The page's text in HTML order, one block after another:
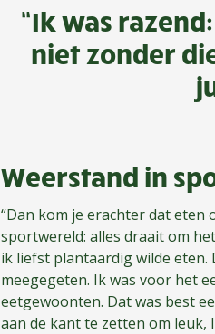
“Ik was
niet zonder
Weerstand in
“Dan kom je erachter dat eten
sportwereld: alles draait om
ik liefst plantaardig wilde eten.
meegegeten. Ik was voor het
eetgewoonten. Dat was best
aan de kant te zetten om leuk,